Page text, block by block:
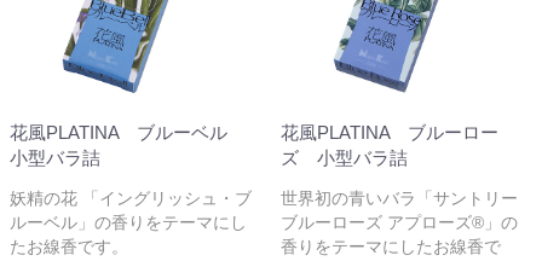
花風PLATINA ブルーベル
小型バラ詰
妖精の花 「イングリッシュ・ブ
ルーベル」の香りをテーマにし
たお線香です。
花風PLATINA ブルーロー
ズ 小型バラ詰
世界初の青いバラ「サントリー
ブルーローズ アプローズ®」の
香りをテーマにしたお線香で